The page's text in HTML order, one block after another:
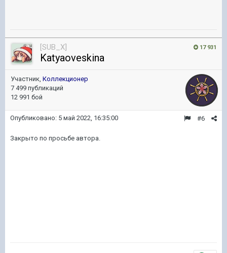
17 931
[SUB_X]
Katyaoveskina
Участник, Коллекционер
7 499 публикаций
12 991 бой
#6
Опубликовано: 5 май 2022, 16:35:00
Закрыто по просьбе автора.